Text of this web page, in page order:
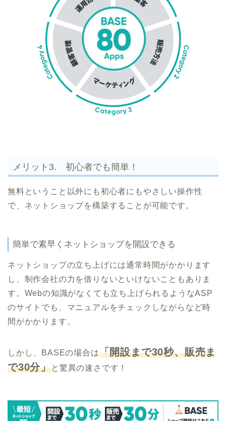
メリット3. 初心者でも簡単！
無料ということ以外にも初心者にもやさしい操作性
で、ネットショップを構築することが可能です。
簡単で素早くネットショップを開設できる
ネットショップの立ち上げには通常時間がかかります
し、制作会社の力を借りないといけないこともありま
す。Webの知識がなくても立ち上げられるようなASP
のサイトでも、マニュアルをチェックしながらなど時
間がかかります。
しかし、BASEの場合は「開設まで30秒、販売ま
で30分」と驚異の速さです！